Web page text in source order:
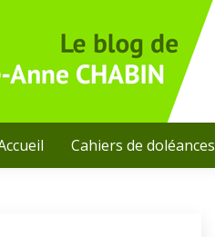
Cahiers de doléances